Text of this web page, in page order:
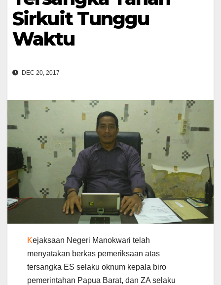
Sirkuit Tunggu
Waktu
DEC 20, 2017
Kejaksaan Negeri Manokwari telah
menyatakan berkas pemeriksaan atas
tersangka ES selaku oknum kepala biro
pemerintahan Papua Barat, dan ZA selaku